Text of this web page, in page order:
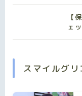
【
ェ
スマイルグリ